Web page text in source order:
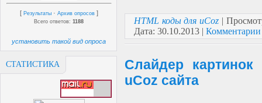
[ Результаты · Архив опросов ]
Всего ответов:1188
установить такой вид опроса
СТАТИСТИКА
HTML коды для uCoz |
Дата: 30.10.2013 |
Слайдер
uCoz сайта